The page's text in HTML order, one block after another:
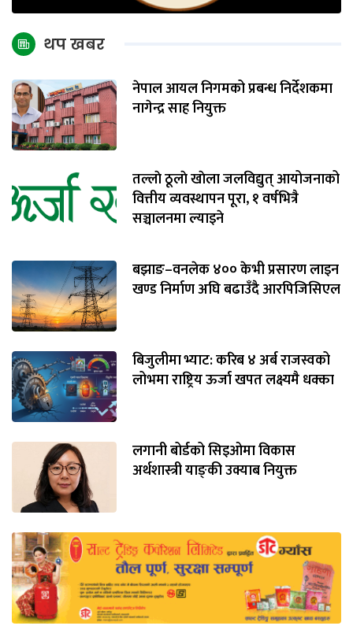
थप खबर
नेपाल आयल निगमको प्रबन्ध निर्देशकमा
नागेन्द्र साह नियुक्त
तल्लाे ठूलाे खाेला जलविद्युत् आयोजनाको
वित्तीय व्यवस्थापन पूरा, १ वर्षभित्रै
सञ्चालनमा ल्याइने
बझाङ–वनलेक ४०० केभी प्रसारण लाइन
खण्ड निर्माण अघि बढाउँदै आरपिजिसिएल
बिजुलीमा भ्याट: करिब ४ अर्ब राजस्वको
लोभमा राष्ट्रिय ऊर्जा खपत लक्ष्यमै धक्का
लगानी बोर्डको सिइओमा विकास
अर्थशास्त्री याङ्‌की उक्याब नियुक्त